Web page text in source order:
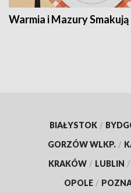
Warmia i Mazury Smakują
BIAŁYSTOK /
GORZÓW WLKP. /
KRAKÓW / LUBLIN /
OPOLE /